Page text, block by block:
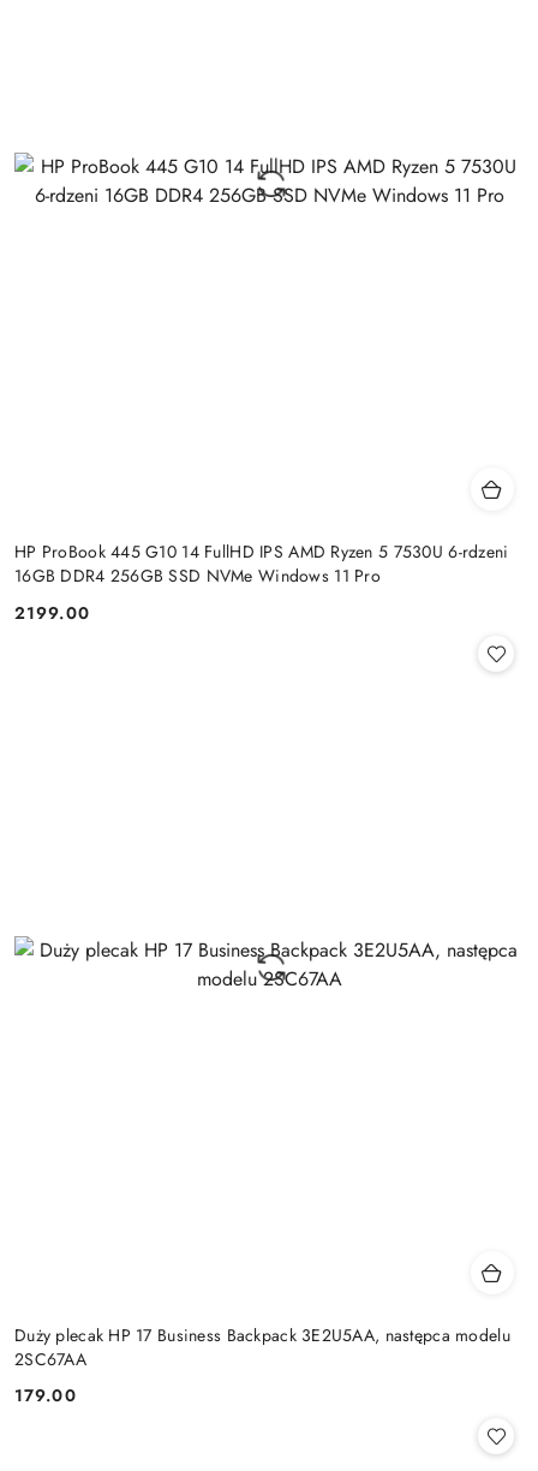
HP ProBook 445 G10 14 FullHD IPS AMD Ryzen 5 7530U 6-rdzeni
16GB DDR4 256GB SSD NVMe Windows 11 Pro
Cena:
2199.00
Duży plecak HP 17 Business Backpack 3E2U5AA, następca modelu
2SC67AA
Cena:
179.00